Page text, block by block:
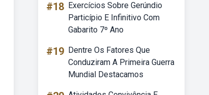
#18 Exercícios Sobre Gerúndio
Particípio E Infinitivo Com
Gabarito 7º Ano
#19 Dentre Os Fatores Que
Conduziram A Primeira Guerra
Mundial Destacamos